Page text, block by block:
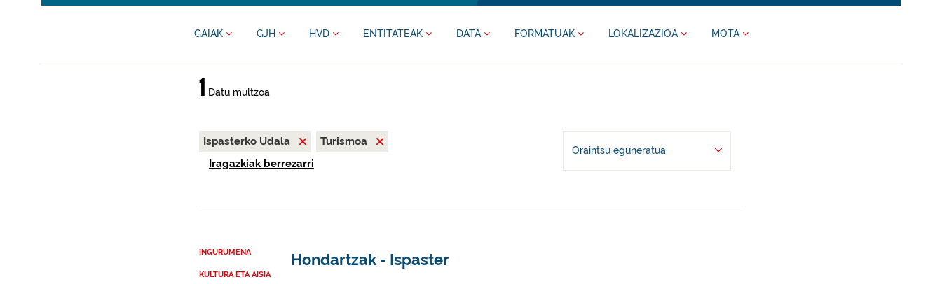
GAIAK GJH HVD ENTITATEAK DATA FORMATUAK LOKALIZAZIOA MOTA
1 Datu multzoa
Ispasterko Udala
Turismoa
Iragazkiak berrezarri
Oraintsu eguneratua
INGURUMENA
KULTURA ETA AISIA
Hondartzak - Ispaster